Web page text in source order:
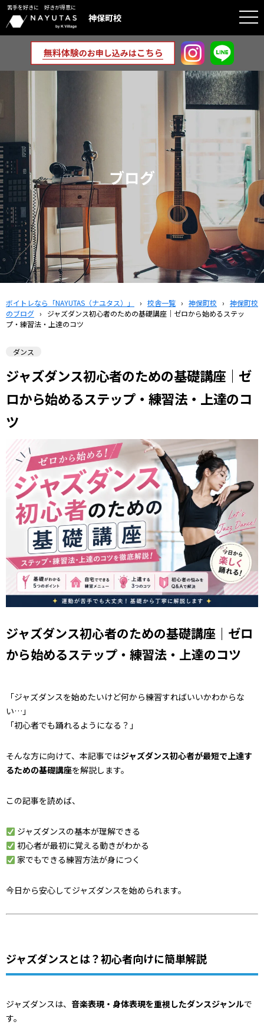
苦手を好きに 好きが得意に
神保町校
ブログ
ボイトレなら「NAYUTAS（ナユタス）」 › 校舎一覧 › 神保町校 › 神保町校
のブログ ›
ジャズダンス初心者のための基礎講座｜ゼロから始めるステッ
プ・練習法・上達のコツ
ダンス
ジャズダンス初心者のための基礎講座｜ゼ
ロから始めるステップ・練習法・上達のコ
ツ
ジャズダンス初心者のための基礎講座｜ゼロ
から始めるステップ・練習法・上達のコツ
「ジャズダンスを始めたいけど何から練習すればいいかわからな
い…」
「初心者でも踊れるようになる？」
そんな方に向けて、本記事ではジャズダンス初心者が最短で上達す
るための基礎講座を解説します。
この記事を読めば、
ジャズダンスの基本が理解できる
初心者が最初に覚える動きがわかる
家でもできる練習方法が身につく
今日から安心してジャズダンスを始められます。
ジャズダンスとは？初心者向けに簡単解説
ジャズダンスは、 音楽表現・身体表現を重視したダンスジャンルで
す。